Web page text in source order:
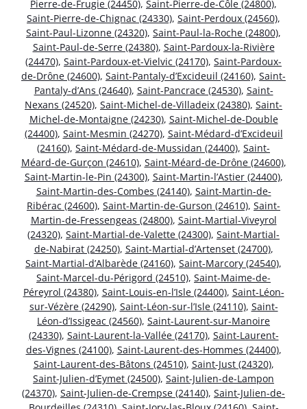
Pierre-de-Frugie (24450), Saint-Pierre-de-Côle (24800),
Saint-Pierre-de-Chignac (24330), Saint-Perdoux (24560),
Saint-Paul-Lizonne (24320), Saint-Paul-la-Roche (24800),
Saint-Paul-de-Serre (24380), Saint-Pardoux-la-Rivière
(24470), Saint-Pardoux-et-Vielvic (24170), Saint-Pardoux-
de-Drône (24600), Saint-Pantaly-d’Excideuil (24160), Saint-
Pantaly-d’Ans (24640), Saint-Pancrace (24530), Saint-
Nexans (24520), Saint-Michel-de-Villadeix (24380), Saint-
Michel-de-Montaigne (24230), Saint-Michel-de-Double
(24400), Saint-Mesmin (24270), Saint-Médard-d’Excideuil
(24160), Saint-Médard-de-Mussidan (24400), Saint-
Méard-de-Gurçon (24610), Saint-Méard-de-Drône (24600),
Saint-Martin-le-Pin (24300), Saint-Martin-l’Astier (24400),
Saint-Martin-des-Combes (24140), Saint-Martin-de-
Ribérac (24600), Saint-Martin-de-Gurson (24610), Saint-
Martin-de-Fressengeas (24800), Saint-Martial-Viveyrol
(24320), Saint-Martial-de-Valette (24300), Saint-Martial-
de-Nabirat (24250), Saint-Martial-d’Artenset (24700),
Saint-Martial-d’Albarède (24160), Saint-Marcory (24540),
Saint-Marcel-du-Périgord (24510), Saint-Maime-de-
Péreyrol (24380), Saint-Louis-en-l’Isle (24400), Saint-Léon-
sur-Vézère (24290), Saint-Léon-sur-l’Isle (24110), Saint-
Léon-d’Issigeac (24560), Saint-Laurent-sur-Manoire
(24330), Saint-Laurent-la-Vallée (24170), Saint-Laurent-
des-Vignes (24100), Saint-Laurent-des-Hommes (24400),
Saint-Laurent-des-Bâtons (24510), Saint-Just (24320),
Saint-Julien-d’Eymet (24500), Saint-Julien-de-Lampon
(24370), Saint-Julien-de-Crempse (24140), Saint-Julien-de-